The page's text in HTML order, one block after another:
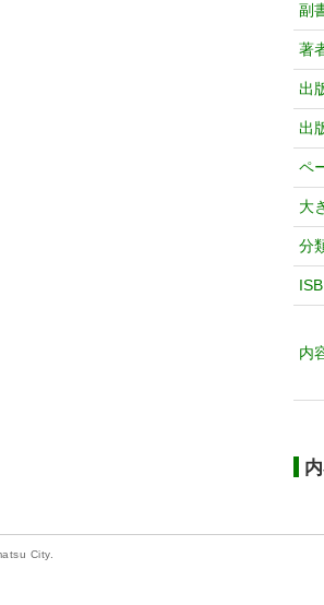
副
著
出
出
ペ
大
分
内
City.